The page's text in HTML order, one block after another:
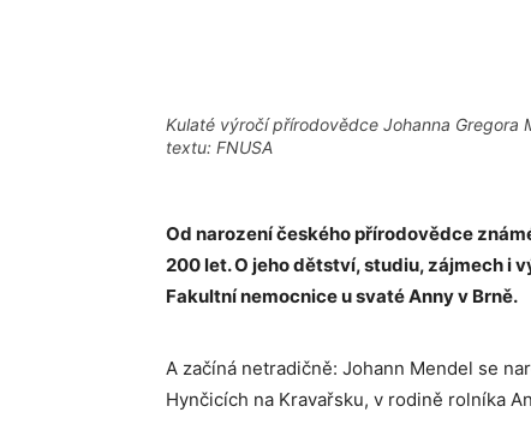
Kulaté výročí přírodovědce Johanna
textu: FNUSA
Od narození českého přírodovědce
200 let. O jeho dětství, studiu, zájmech i
Fakultní nemocnice u svaté Anny v Brně.
A začíná netradičně: Johann Mendel se
Hynčicích na Kravařsku, v rodině rolníka